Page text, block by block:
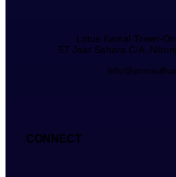
Lotus Kamal Tower-
57 Joar Sahara C/A,
CONNECT